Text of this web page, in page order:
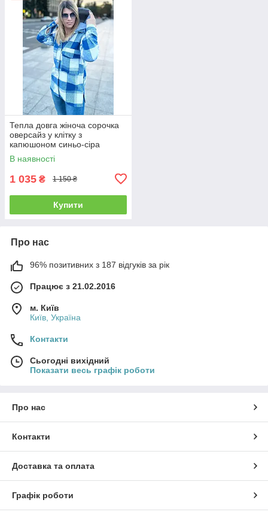
Тепла довга жіноча сорочка
оверсайз у клітку з
капюшоном синьо-сіра
В наявності
1 035 ₴ 1 150 ₴
Купити
Про нас
96% позитивних з 187 відгуків за рік
Працює з 21.02.2016
м. Київ
Київ, Україна
Контакти
Сьогодні вихідний
Показати весь графік роботи
Про нас
Контакти
Доставка та оплата
Графік роботи